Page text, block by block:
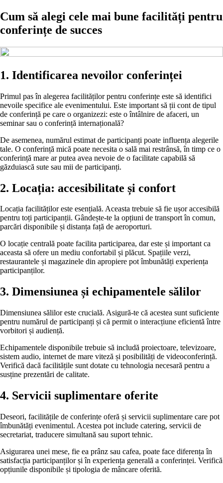
Cum să alegi cele mai bune facilități pentru
conferințe de succes
1. Identificarea nevoilor conferinței
Primul pas în alegerea facilităților pentru conferințe este să identifici
nevoile specifice ale evenimentului. Este important să ții cont de tipul
de conferință pe care o organizezi: este o întâlnire de afaceri, un
seminar sau o conferință internațională?
De asemenea, numărul estimat de participanți poate influența alegerile
tale. O conferință mică poate necesita o sală mai restrânsă, în timp ce o
conferință mare ar putea avea nevoie de o facilitate capabilă să
găzduiască sute sau mii de participanți.
2. Locația: accesibilitate și confort
Locația facilităților este esențială. Aceasta trebuie să fie ușor accesibilă
pentru toți participanții. Gândește-te la opțiuni de transport în comun,
parcări disponibile și distanța față de aeroporturi.
O locație centrală poate facilita participarea, dar este și important ca
aceasta să ofere un mediu confortabil și plăcut. Spațiile verzi,
restaurantele și magazinele din apropiere pot îmbunătăți experiența
participanților.
3. Dimensiunea și echipamentele sălilor
Dimensiunea sălilor este crucială. Asigură-te că acestea sunt suficiente
pentru numărul de participanți și că permit o interacțiune eficientă între
vorbitori și audiență.
Echipamentele disponibile trebuie să includă proiectoare, televizoare,
sistem audio, internet de mare viteză și posibilități de videoconferință.
Verifică dacă facilitățile sunt dotate cu tehnologia necesară pentru a
susține prezentări de calitate.
4. Servicii suplimentare oferite
Deseori, facilitățile de conferințe oferă și servicii suplimentare care pot
îmbunătăți evenimentul. Acestea pot include catering, servicii de
secretariat, traducere simultană sau suport tehnic.
Asigurarea unei mese, fie ea prânz sau cafea, poate face diferența în
satisfacția participanților și în experiența generală a conferinței. Verifică
opțiunile disponibile și tipologia de mâncare oferită.